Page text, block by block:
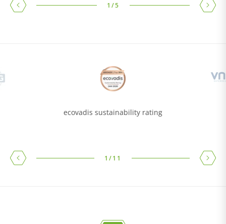
1 /5
ecovadis sustainability rating
1 /11